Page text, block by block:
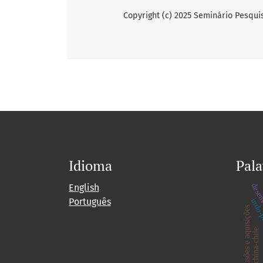
Copyright (c) 2025 Seminário
Idioma
English
Português
fusões e aquisiçõeschina-chile